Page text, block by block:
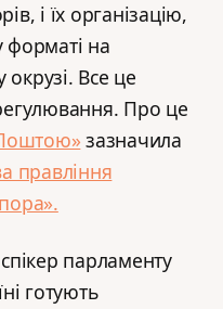
і їх організацію,
на
Все це
Про це
зазначила
правління
парламенту
готують